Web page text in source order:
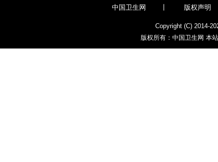
中国卫生网 版权声明
Copyright (C) 2014-
版权所有：中国卫生网 本